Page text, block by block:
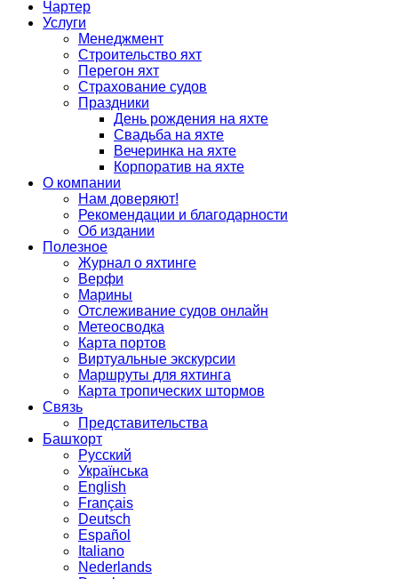
Чартер
Услуги
Менеджмент
Строительство яхт
Перегон яхт
Страхование судов
Праздники
День рождения на яхте
Свадьба на яхте
Вечеринка на яхте
Корпоратив на яхте
О компании
Нам доверяют!
Рекомендации и благодарности
Об издании
Полезное
Журнал о яхтинге
Верфи
Марины
Отслеживание судов онлайн
Метеосводка
Карта портов
Виртуальные экскурсии
Маршруты для яхтинга
Карта тропических штормов
Связь
Представительства
Башҡорт
Русский
Українська
English
Français
Deutsch
Español
Italiano
Nederlands